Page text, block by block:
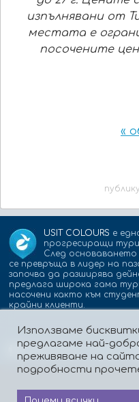
изпълнявани от
местата е
посочените
«
USIT COLOURS е
прогресиращи
След
се превръща в лидер на
започва да разширява
предлага широка гама
насочени както към
крайни клиенти.
Партньори: isic.bg
Използваме
предлагаме най-
преживяване на
подробности